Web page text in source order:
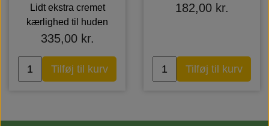
Lidt ekstra cremet
kærlighed til huden
335,00 kr.
Tilføj til kurv
182,00 kr.
Tilføj til kurv